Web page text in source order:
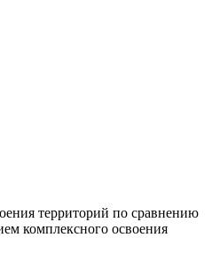
территорий по сравнению
комплексного освоения